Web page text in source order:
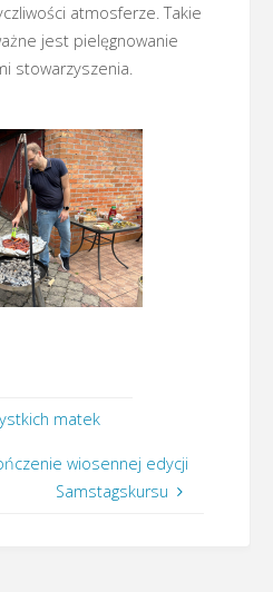
atmosferze. Takie
jest pielęgnowanie
stowarzyszenia.
matek
wiosennej edycji
Samstagskursu